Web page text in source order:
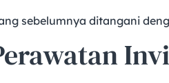
sebelumnya ditangani